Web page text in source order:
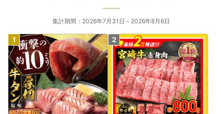
集計期間：2026年7月31日～2026年8月6日